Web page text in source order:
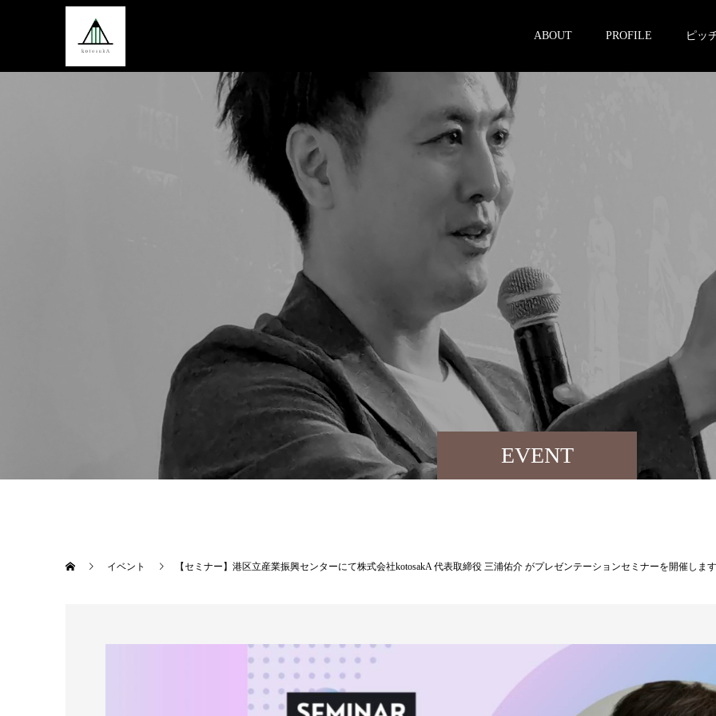
ABOUT PROFILE ピッ
EVENT
イベント 【セミナー】港区立産業振興センターにて株式会社kotosakA 代表取締役 三浦佑介 がプレゼンテーションセミナーを開催します